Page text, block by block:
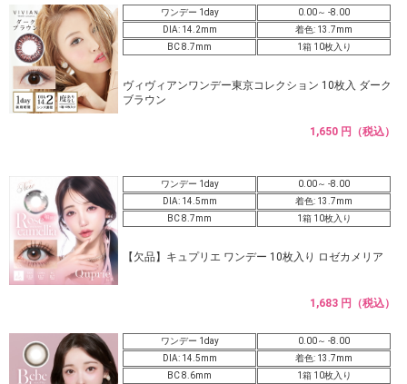
ワンデー 1day
0.00～ -8.00
DIA: 14.2mm
着色: 13.7mm
BC 8.7mm
1箱 10枚入り
ヴィヴィアンワンデー東京コレクション 10枚入 ダーク
ブラウン
1,650 円（税込）
ワンデー 1day
0.00～ -8.00
DIA: 14.5mm
着色: 13.7mm
BC 8.7mm
1箱 10枚入り
【欠品】キュプリエ ワンデー 10枚入り ロゼカメリア
1,683 円（税込）
ワンデー 1day
0.00～ -8.00
DIA: 14.5mm
着色: 13.7mm
BC 8.6mm
1箱 10枚入り